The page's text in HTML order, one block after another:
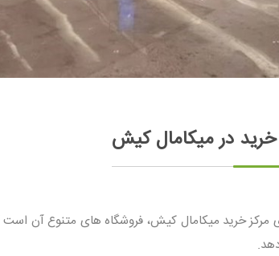
در میکامال کیش
خرید میکامال کیش، فروشگاه های متنوع آن است که